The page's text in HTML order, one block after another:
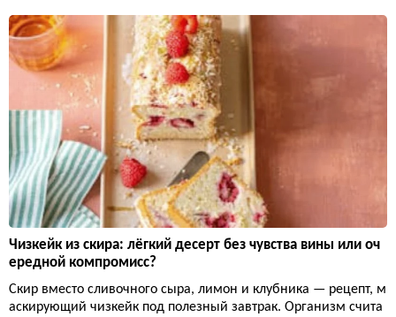
Чизкейк из скира: лёгкий десерт без чувства вины или оч
ередной компромисс?
Скир вместо сливочного сыра, лимон и клубника — рецепт, м
аскирующий чизкейк под полезный завтрак. Организм счита